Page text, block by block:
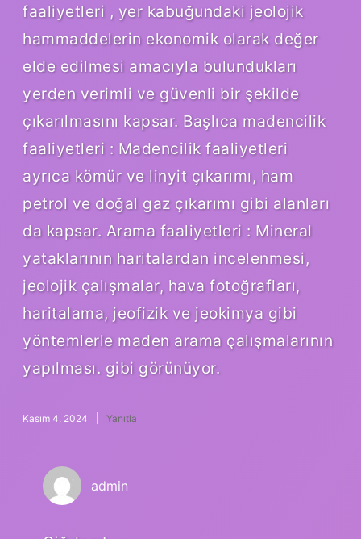
faaliyetleri , yer kabuğundaki jeolojik
hammaddelerin ekonomik olarak değer
elde edilmesi amacıyla bulundukları
yerden verimli ve güvenli bir şekilde
çıkarılmasını kapsar. Başlıca madencilik
faaliyetleri : Madencilik faaliyetleri
ayrıca kömür ve linyit çıkarımı, ham
petrol ve doğal gaz çıkarımı gibi alanları
da kapsar. Arama faaliyetleri : Mineral
yataklarının haritalardan incelenmesi,
jeolojik çalışmalar, hava fotoğrafları,
haritalama, jeofizik ve jeokimya gibi
yöntemlerle maden arama çalışmalarının
yapılması. gibi görünüyor.
Kasım 4, 2024 Yanıtla
admin